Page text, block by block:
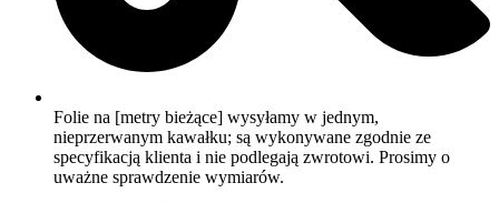
Folie na [metry bieżące] wysyłamy w jednym,
nieprzerwanym kawałku; są wykonywane zgodnie ze
specyfikacją klienta i nie podlegają zwrotowi. Prosimy o
uważne sprawdzenie wymiarów.